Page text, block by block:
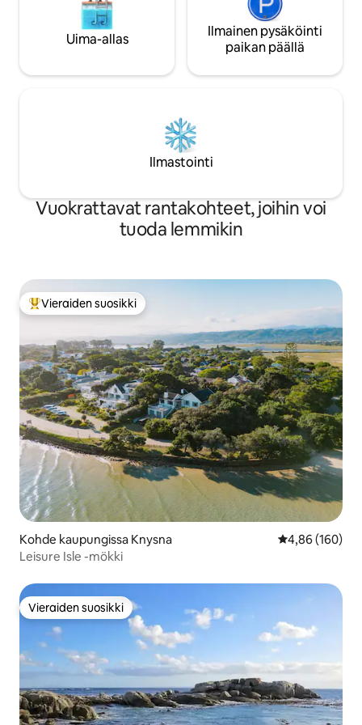
Uima-allas
Ilmainen pysäköinti
paikan päällä
Ilmastointi
Vuokrattavat rantakohteet, joihin voi
tuoda lemmikin
Vieraiden suosikkien parhaimmistoa
Vieraiden suosikki
Kohde kaupungissa Knysna
4,86 (160)
Leisure Isle -mökki
Vieraiden suosikki
Vieraiden suosikki